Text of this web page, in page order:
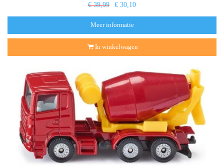
€ 39,99 € 30,10
Meer informatie
In winkelwagen